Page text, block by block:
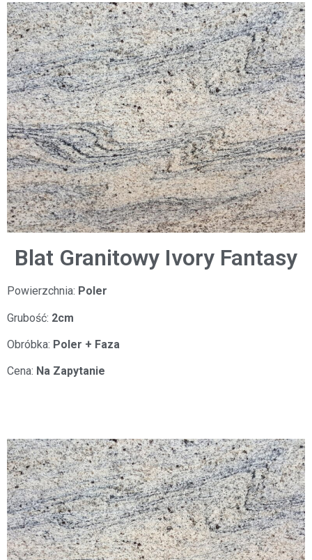
Blat Granitowy Ivory Fantasy
Powierzchnia: Poler
Grubość: 2cm
Obróbka: Poler + Faza
Cena: Na Zapytanie